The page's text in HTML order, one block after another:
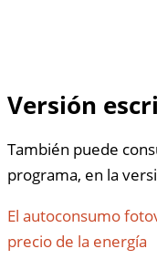
Versión
También puede
programa, en la
El autoconsumo
precio de la energía